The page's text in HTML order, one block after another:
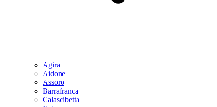
Agira
Aidone
Assoro
Barrafranca
Calascibetta